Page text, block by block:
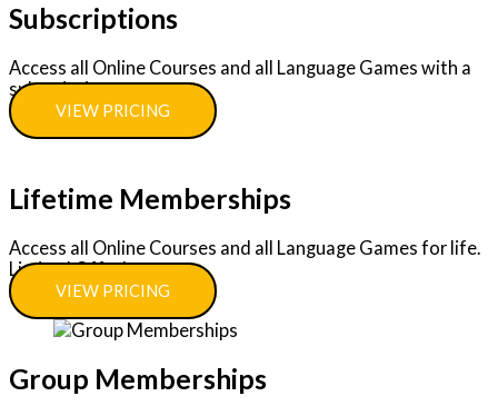
Subscriptions
Access all Online Courses and all Language Games with a
subscription.
VIEW PRICING
Lifetime Memberships
Access all Online Courses and all Language Games for life.
Limited Offer!
VIEW PRICING
Group Memberships